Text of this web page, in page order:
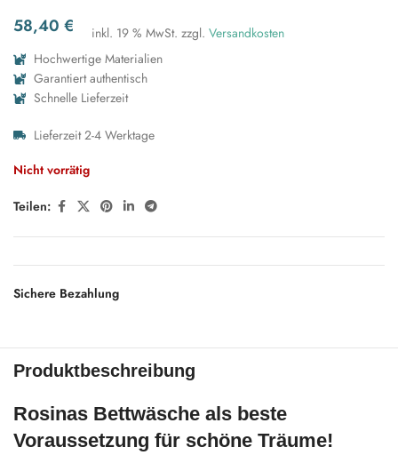
58,40 € inkl. 19 % MwSt. zzgl. Versandkosten
Hochwertige Materialien
Garantiert authentisch
Schnelle Lieferzeit
Lieferzeit 2-4 Werktage
Nicht vorrätig
Teilen:
Sichere Bezahlung
Produktbeschreibung
Rosinas Bettwäsche als beste
Voraussetzung für schöne Träume!